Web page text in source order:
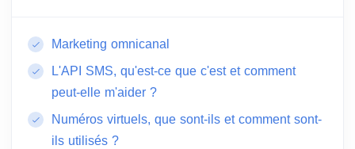
Marketing omnicanal
L'API SMS, qu'est-ce que c'est et comment
peut-elle m'aider ?
Numéros virtuels, que sont-ils et comment sont-
ils utilisés ?